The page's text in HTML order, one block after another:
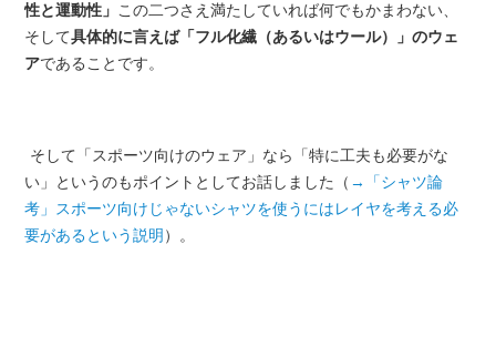
性と運動性」 この二つさえ満たしていれば何でもかまわない、
そして具体的に言えば「フル化繊（あるいはウール）」のウェ
アであることです。
そして「スポーツ向けのウェア」なら「特に工夫も必要がな
い」というのもポイントとしてお話しました（ →「シャツ論
考」スポーツ向けじゃないシャツを使うにはレイヤを考える必
要があるという説明 ）。